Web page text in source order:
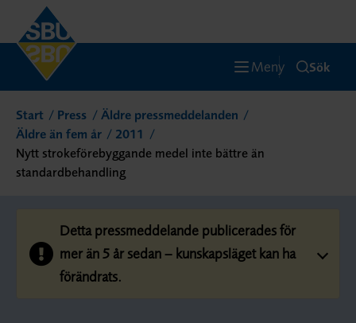
Meny Sök
Start Press
Äldre pressmeddelanden
Äldre än fem år
2011
Nytt strokeförebyggande medel inte bättre än
standardbehandling
Detta pressmeddelande publicerades för
mer än 5 år sedan – kunskapsläget kan ha
förändrats.